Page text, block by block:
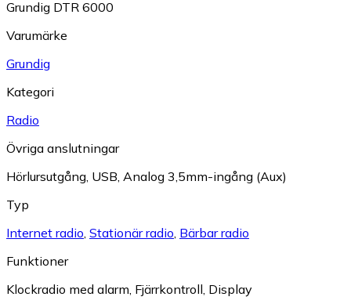
Grundig DTR 6000
Varumärke
Grundig
Kategori
Radio
Övriga anslutningar
Hörlursutgång USB Analog 3,5mm-ingång (Aux)
Typ
Internet radio Stationär radio Bärbar radio
Funktioner
Klockradio med alarm Fjärrkontroll Display